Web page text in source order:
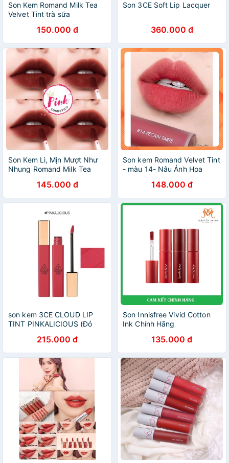
Son Kem Romand Milk Tea
Velvet Tint trà sữa
150.000 đ
Son 3CE Soft Lip Lacquer
360.000 đ
Son Kem Lì, Mịn Mượt Như
Nhung Romand Milk Tea
145.000 đ
Son kem Romand Velvet Tint
- màu 14- Nâu Ánh Hoa
148.000 đ
son kem 3CE CLOUD LIP
TINT PINKALICIOUS (Đỏ
215.000 đ
Son Innisfree Vivid Cotton
Ink Chính Hãng
135.000 đ